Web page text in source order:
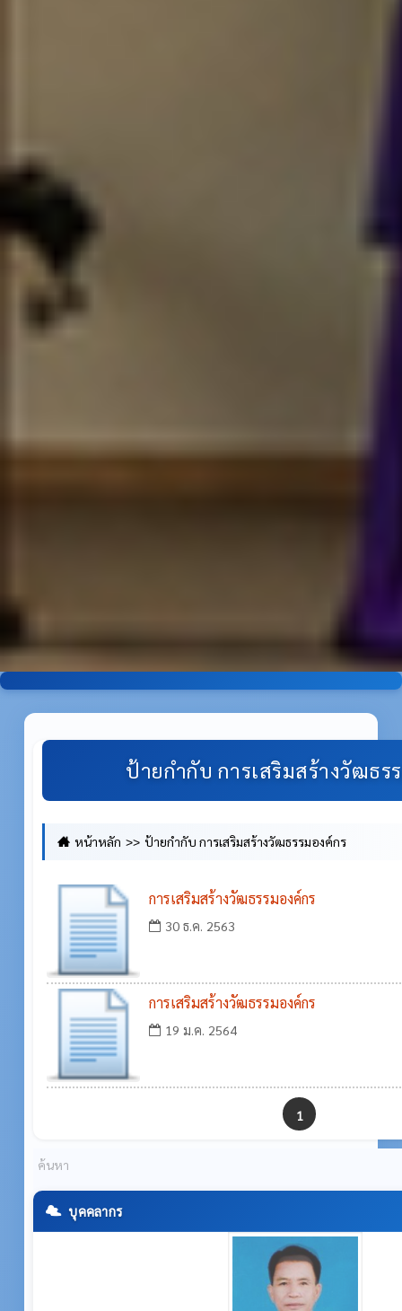
ป้ายกำกับ การเสริมสร้างวัฒธร
หน้าหลัก ป้ายกำกับ การเสริมสร้างวัฒธรรมองค์กร
การเสริมสร้างวัฒธรรมองค์กร
30 ธ.ค. 2563
การเสริมสร้างวัฒธรรมองค์กร
19 ม.ค. 2564
1
บุคคลากร